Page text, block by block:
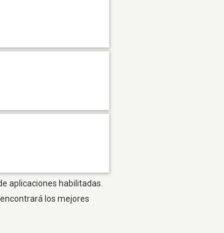
aplicaciones habilitadas.
los mejores